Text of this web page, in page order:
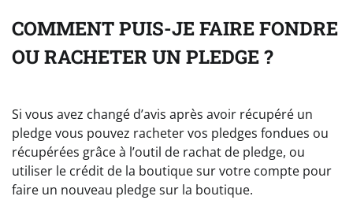
COMMENT PUIS-JE FAIRE FONDRE
OU RACHETER UN PLEDGE ?
Si vous avez changé d’avis après avoir récupéré un
pledge vous pouvez racheter vos pledges fondues ou
récupérées grâce à l’outil de rachat de pledge, ou
utiliser le crédit de la boutique sur votre compte pour
faire un nouveau pledge sur la boutique.